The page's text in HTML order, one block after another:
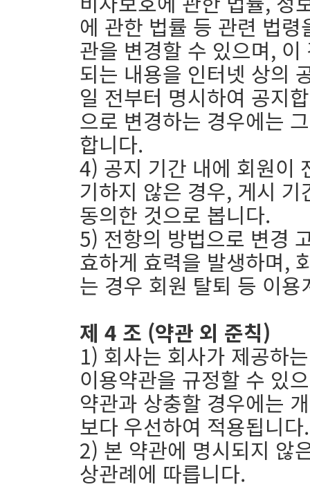
에 관한 법률 등 관련 법
관을 변경할 수 있으며,
되는 내용을 인터넷 상의
일 전부터 명시하여 공지
으로 변경하는 경우에는
합니다.
4) 공지 기간 내에 회원이
기하지 않은 경우, 게시
동의한 것으로 봅니다.
5) 전항의 방법으로 변경
효하게 효력을 발생하며,
는 경우 회원 탈퇴 등 이
제 4 조 (약관 외 준칙)
1) 회사는 회사가 제공하
이용약관을 규정할 수 있
약관과 상충할 경우에는
보다 우선하여 적용됩니다.
2) 본 약관에 명시되지 않
상관례에 따릅니다.